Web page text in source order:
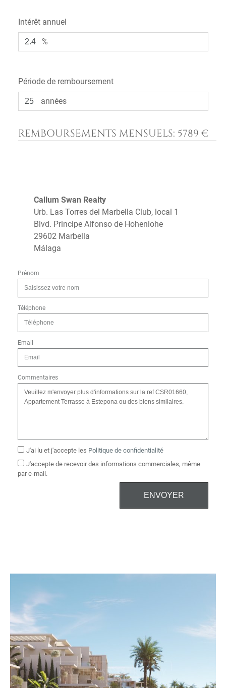
Intérêt annuel
%
Période de remboursement
années
REMBOURSEMENTS MENSUELS: 5789 €
Callum Swan Realty
Urb. Las Torres del Marbella Club, local 1
Blvd. Principe Alfonso de Hohenlohe
29602 Marbella
Málaga
Prénom
Téléphone
Email
Commentaires
J'ai lu et j'accepte les Politique de confidentialité
J'accepte de recevoir des informations commerciales, même
par e-mail.
ENVOYER